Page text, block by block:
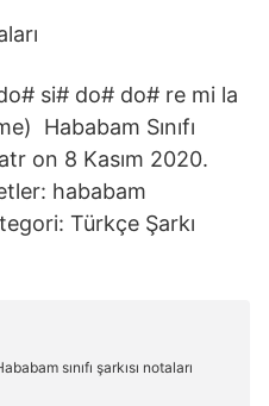
si# do# do# re mi la
Hababam Sınıfı
on 8 Kasım 2020.
hababam
Türkçe Şarkı